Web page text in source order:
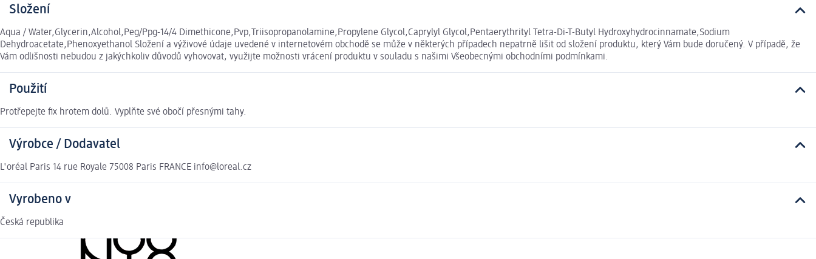
Složení
Aqua / Water,Glycerin,Alcohol,Peg/Ppg-14/4 Dimethicone,Pvp,Triisopropanolamine,Propylene Glycol,Caprylyl Glycol,Pentaerythrityl Tetra-Di-T-Butyl Hydroxyhydrocinnamate,Sodium
Dehydroacetate,Phenoxyethanol Složení a výživové údaje uvedené v internetovém obchodě se může v některých případech nepatrně lišit od složení produktu, který Vám bude doručený. V případě, že
Vám odlišnosti nebudou z jakýchkoliv důvodů vyhovovat, využijte možnosti vrácení produktu v souladu s našimi Všeobecnými obchodními podmínkami.
Použití
Protřepejte fix hrotem dolů. Vyplňte své obočí přesnými tahy.
Výrobce / Dodavatel
L'oréal Paris 14 rue Royale 75008 Paris FRANCE info@loreal.cz
Vyrobeno v
Česká republika